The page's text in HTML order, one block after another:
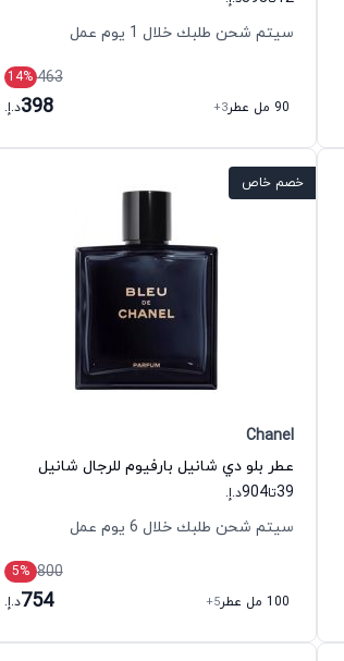
سيتم شحن طلبك خلال 1 يوم عمل
463
14%
90 مل عطر
+3
398د.إ.
خصم خاص
Chanel
عطر بلو دي شانيل بارفيوم للرجال شانيل
39تا904د.إ.
سيتم شحن طلبك خلال 6 يوم عمل
800
5%
100 مل عطر
+5
754د.إ.